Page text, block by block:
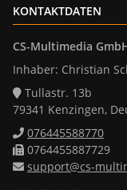
KONTAKTDATEN
CS-Multimedia
Inhaber: Christian
Tullastr. 13b
79341 Kenzingen,
076445588770
0764455887729
support@cs-